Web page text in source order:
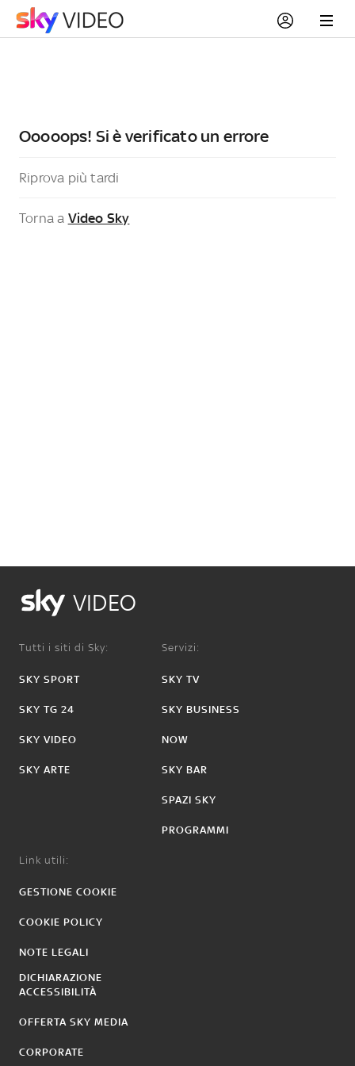
Ooooops! Si è verificato un errore
Riprova più tardi
Torna a Video Sky
VIDEO
Tutti i siti di Sky:
SKY SPORT
SKY TG 24
SKY VIDEO
SKY ARTE
Servizi:
SKY TV
SKY BUSINESS
NOW
SKY BAR
SPAZI SKY
PROGRAMMI
Link utili:
GESTIONE COOKIE
COOKIE POLICY
NOTE LEGALI
DICHIARAZIONE
ACCESSIBILITÀ
OFFERTA SKY MEDIA
CORPORATE